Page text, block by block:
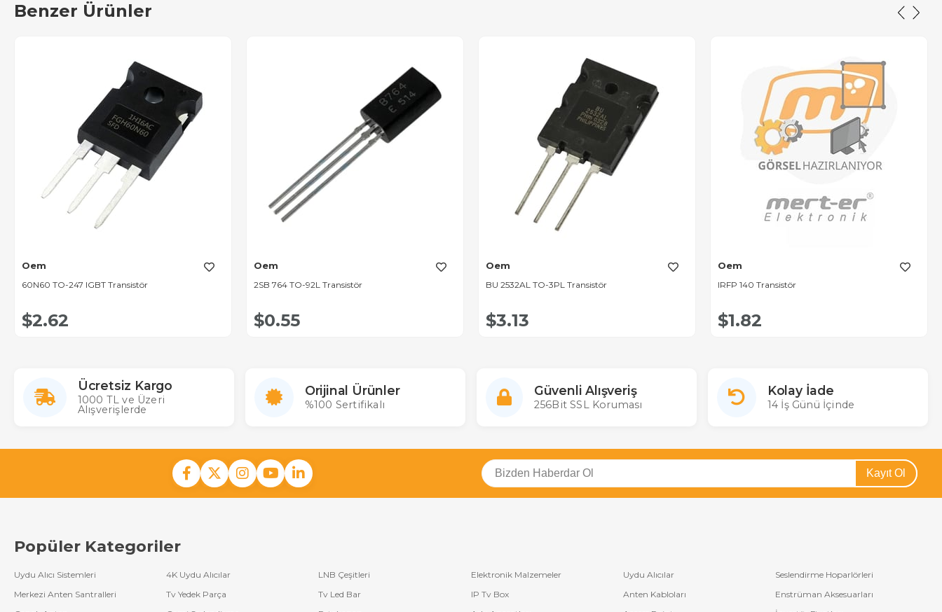
Benzer Ürünler
Oem
60N60 TO-247 IGBT Transistör
$2.62
Oem
2SB 764 TO-92L Transistör
$0.55
Oem
BU 2532AL TO-3PL Transistör
$3.13
Oem
IRFP 140 Transistör
$1.82
Ücretsiz Kargo
1000 TL ve Üzeri
Alışverişlerde
Orijinal Ürünler
%100 Sertifikalı
Güvenli Alışveriş
256Bit SSL Koruması
Kolay İade
14 İş Günü İçinde
Kayıt Ol
Popüler Kategoriler
Uydu Alıcı Sistemleri 4K Uydu Alıcılar LNB Çeşitleri Elektronik Malzemeler Uydu Alıcılar
Seslendirme Hoparlörleri
Merkezi Anten Santralleri
Tv Yedek Parça Tv Led Bar IP Tv Box Anten Kabloları
Enstrüman Aksesuarları